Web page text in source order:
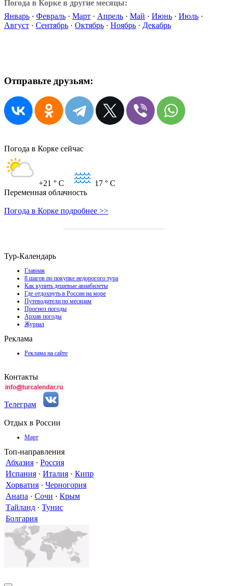
Погода в Корке в другие месяцы:
Январь · Февраль · Март · Апрель · Май · Июнь · Июль ·
Август · Сентябрь · Октябрь · Ноябрь · Декабрь
Отправьте друзьям:
Погода в Корке сейчас
+21 ° C 17 ° C
Переменная облачность
Погода в Корке подробнее >>
Тур-Календарь
Главная
8 шагов по покупке недорогого тура
Как купить дешевые авиабилеты
Где отдохнуть в России на море
Путеводители по месяцам
Прогноз погоды
Архив погоды
Журнал
Реклама
Реклама на сайте
Контакты
Телеграм
Отдых в России
Март
Топ-направления
Абхазия · Россия
Испания · Италия · Кипр
Хорватия · Черногория
Анапа · Сочи · Крым
Тайланд · Тунис
Болгария